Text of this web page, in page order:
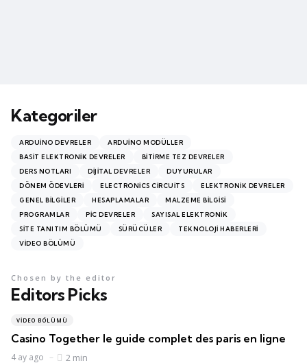
Kategoriler
ARDUINO DEVRELER
ARDUINO MODÜLLER
BASIT ELEKTRONIK DEVRELER
BITIRME TEZ DEVRELER
DERS NOTLARI
DIJITAL DEVRELER
DUYURULAR
DÖNEM ÖDEVLERI
ELECTRONICS CIRCUITS
ELEKTRONIK DEVRELER
GENEL BILGILER
HESAPLAMALAR
MALZEME BILGISI
PROGRAMLAR
PİC DEVRELER
SAYISAL ELEKTRONIK
SITE TANITIM BÖLÜMÜ
SÜRÜCÜLER
TEKNOLOJI HABERLERI
VIDEO BÖLÜMÜ
Editors Picks
Chosen by the editor
VIDEO BÖLÜMÜ
Casino Together le guide complet des paris en ligne
4 ay ago 2 min